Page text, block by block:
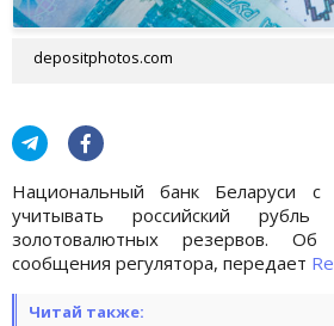
depositphotos.com
Национальный банк Беларуси
учитывать российский
золотовалютных резервов.
сообщения регулятора, передает
Читай также: